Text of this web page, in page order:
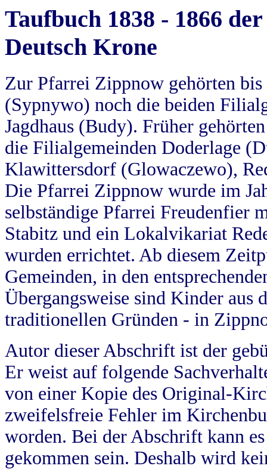
Taufbuch 1838 - 1866
Deutsch Krone
Zur Pfarrei Zippnow gehörten
(Sypnywo) noch die beiden
Jagdhaus (Budy). Früher
die Filialgemeinden Doderlage
Klawittersdorf (Glowaczewo),
Die Pfarrei Zippnow wurde im
selbständige Pfarrei Freudenfier
Stabitz und ein Lokalvikariat
wurden errichtet. Ab diesem
Gemeinden, in den
Übergangsweise sind Kinder aus
traditionellen Gründen - in
Autor dieser Abschrift ist der
Er weist auf folgende
von einer Kopie des Original-
zweifelsfreie Fehler im
worden. Bei der Abschrift kann
gekommen sein. Deshalb wird